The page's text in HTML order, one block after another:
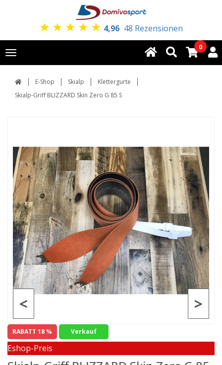
★ ★ ★ ★ ★ 4,96 48 Rezensionen
Toggle
navigation
0
E-Shop Skialp
Klettergurte
Skialp-Griff BLIZZARD Skin Zero G 85 S
>
<
RABATT 18 % Verkauf
Eshop-Preis